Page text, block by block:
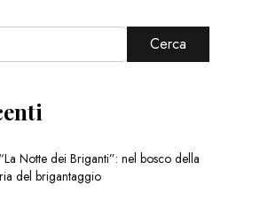
Cerca
Notte dei Briganti”: nel bosco della
del brigantaggio